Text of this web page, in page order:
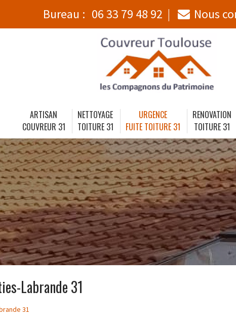
Bureau : 06 33 79 48 92 Nous
ARTISAN
COUVREUR 31
NETTOYAGE
TOITURE 31
URGENCE
FUITE TOITURE 31
RENOVATION
TOITURE 31
Labrande 31
31